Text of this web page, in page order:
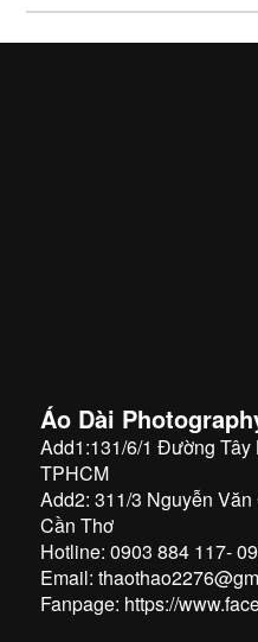
Áo Dài
Add1:131/6/1 Đường Tây
TPHCM
Add2: 311/3 Nguyễn
Cần Thơ
Hotline: 0903 884 117-
Email:
Fanpage: https://